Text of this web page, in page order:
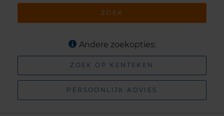
ZOEK
Andere zoekopties:
ZOEK OP KENTEKEN
PERSOONLIJK ADVIES